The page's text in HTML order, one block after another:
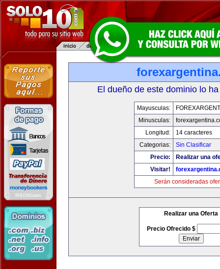
El dueño de este dominio lo
Mayusculas:
Minusculas:
Longitud:
14 caracteres
Categorias:
Sin Clasificar
Precio:
Realizar una
Visitar!
Serán consideradas
Realizar una Oferta
Precio Ofrecido $